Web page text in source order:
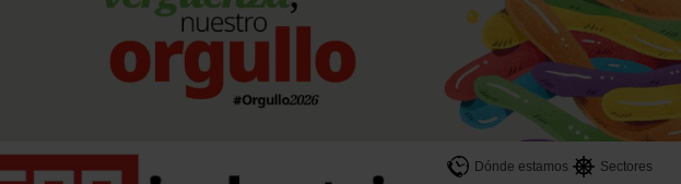
Dónde estamos Sectores